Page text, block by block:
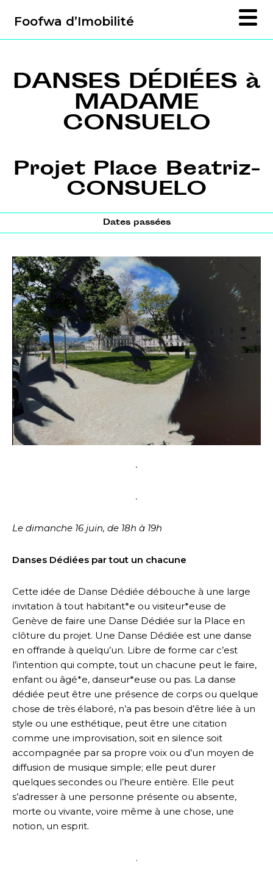
Foofwa d’Imobilité
DANSES DÉDIÉES à
MADAME
CONSUELO
Projet Place Beatriz-
CONSUELO
Dates passées
.
.
Le dimanche 16 juin, de 18h à 19h
Danses Dédiées par tout un chacune
Cette idée de Danse Dédiée débouche à une large
invitation à tout habitant*e ou visiteur*euse de
Genève de faire une Danse Dédiée sur la Place en
clôture du projet. Une Danse Dédiée est une danse
en offrande à quelqu’un. Libre de forme car c’est
l’intention qui compte, tout un chacune peut le faire,
enfant ou âgé*e, danseur*euse ou pas. La danse
dédiée peut être une présence de corps ou quelque
chose de très élaboré, n’a pas besoin d’être liée à un
style ou une esthétique, peut être une citation
comme une improvisation, soit en silence soit
accompagnée par sa propre voix ou d’un moyen de
diffusion de musique simple; elle peut durer
quelques secondes ou l’heure entière. Elle peut
s’adresser à une personne présente ou absente,
morte ou vivante, voire même à une chose, une
notion, un esprit.
.